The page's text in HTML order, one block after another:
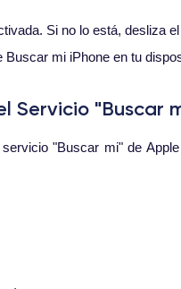
Si no lo está, desliza
mi iPhone en tu
Servicio "Buscar
"Buscar mi" de